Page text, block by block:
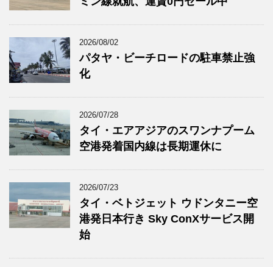
2026/08/02
パタヤ・ビーチロードの駐車禁止強
化
2026/07/28
タイ・エアアジアのスワンナプーム
空港発着国内線は長期運休に
2026/07/23
タイ・ベトジェット ウドンタニー空
港発日本行き Sky ConXサービス開
始